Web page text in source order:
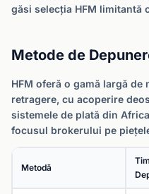
găsi selecția HFM limitantă
Metode de
HFM oferă o gamă largă de
retragere, cu acoperire
sistemele de plată din
focusul brokerului pe
Metodă